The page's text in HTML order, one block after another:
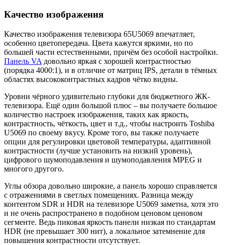
Качество изображения
Качество изображения телевизора 65U5069 впечатляет,
особенно цветопередача. Цвета кажутся яркими, но по
большей части естественными, причём без особой настройки.
Панель VA довольно яркая с хорошей контрастностью
(порядка 4000:1), и в отличие от матриц IPS, детали в тёмных
областях высококонтрастных кадров чётко видны.
Уровни чёрного удивительно глубоки для бюджетного ЖК-
телевизора. Ещё один большой плюс – вы получаете большое
количество настроек изображения, таких как яркость,
контрастность, чёткость, цвет и т.д., чтобы настроить Toshiba
U5069 по своему вкусу. Кроме того, вы также получаете
опции для регулировки цветовой температуры, адаптивной
контрастности (лучше установить на низкий уровень),
цифрового шумоподавления и шумоподавления MPEG и
многого другого.
Углы обзора довольно широкие, а панель хорошо справляется
с отражениями в светлых помещениях. Разница между
контентом SDR и HDR на телевизоре U5069 заметна, хотя это
и не очень распространено в подобном ценовом ценовом
сегменте. Ведь пиковая яркость панели низкая по стандартам
HDR (не превышает 300 нит), а локальное затемнение для
повышения контрастности отсутствует.